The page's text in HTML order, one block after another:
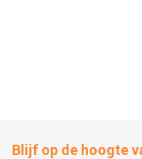
Blijf op de hoogte